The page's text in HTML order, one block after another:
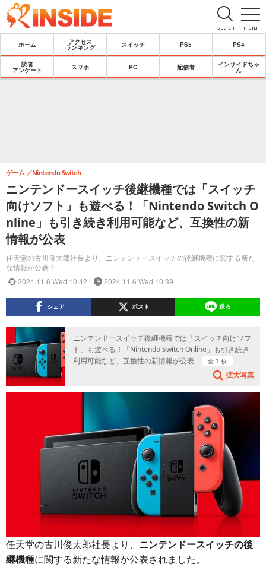
menu
search
ホーム
アクセス
ランキング
スイッチ PS5 PS4
読者
アンケート
スマホ PC 配信者
インサイドちゃ
ん
ニンテンドースイッチ後継機種では「スイッチ
向けソフト」も遊べる！「Nintendo Switch O
nline」も引き続き利用可能など、互換性の新
情報が公表
任天堂の古川俊太郎社長より、ニンテンドースイッチの後継機種に関する新た
な情報が公表！
ゲーム Nintendo Switch
2024.11.6 Wed 10:42 2024.11.6 Wed 10:39
シェア ポスト 送る
ニンテンドースイッチ後継機種では「スイッチ向けソフ
ト」も遊べる！「Nintendo Switch Online」も引き続き
利用可能など、互換性の新情報が公表
全 1 枚
拡大写真
任天堂の古川俊太郎社長より、 ニンテンドースイッチの後
継機種に関する新たな情報が公表されました。